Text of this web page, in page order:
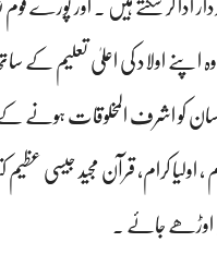
ادا کر سکتے ہیں ۔ اور
اولاد کی اعلیٰ تعلیم کے
کو اشرف المخلوقات ہونے کے ساتھ
، اولیا کرام، قرآن مجید
اوڑھے جائے ۔